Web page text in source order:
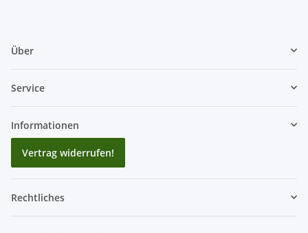
Über
Service
Informationen
Vertrag widerrufen!
Rechtliches